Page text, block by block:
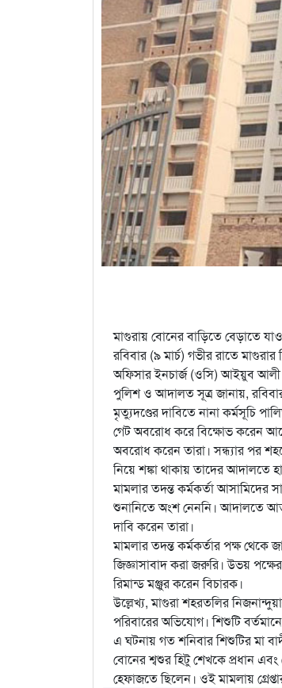
মাগুরায় বোনের বাড়িতে বেড়াতে
রবিবার (৯ মার্চ) গভীর রাতে
অফিসার ইনচার্জ (ওসি) আইয়ুব আলী
পুলিশ ও আদালত সূত্র জানায়,
মৃত্যুদণ্ডের দাবিতে নানা কর্মসূচি
গেট অবরোধ করে বিক্ষোভ করেন
অবরোধ করেন তারা। সন্ধ্যার পর
নিয়ে শঙ্কা থাকায় তাদের আদালতে
মামলার তদন্ত কর্মকর্তা
শুনানিতে অংশ নেননি। আদালতে
দাবি করেন তারা।
মামলার তদন্ত কর্মকর্তার পক্ষ
জিজ্ঞাসাবাদ করা জরুরি। উভয়
রিমান্ড মঞ্জুর করেন বিচারক।
উল্লেখ্য, মাগুরা শহরতলির
পরিবারের অভিযোগ। শিশুটি
এ ঘটনায় গত শনিবার শিশুটির মা
বোনের শ্বশুর হিটু শেখকে প্রধান
হেফাজতে ছিলেন। ওই মামলায়